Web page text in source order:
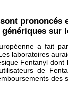
sur
a fait
laboratoires
Fentanyl
de
des